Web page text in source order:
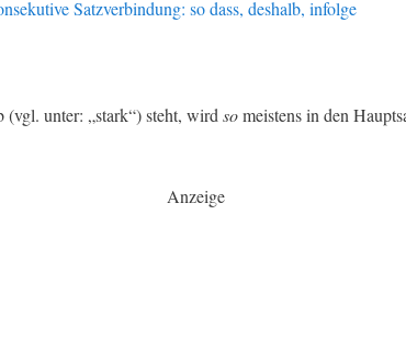
Satzverbindung: so dass, deshalb, infolge
unter: „stark“) steht, wirdsomeistens in den
Anzeige